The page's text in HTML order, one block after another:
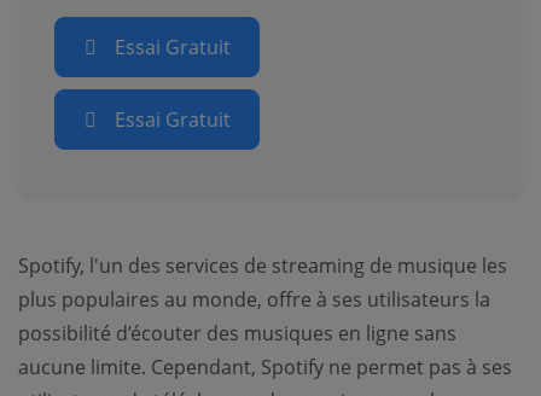
Essai Gratuit
Essai Gratuit
Spotify, l'un des services de streaming de musique les
plus populaires au monde, offre à ses utilisateurs la
possibilité d’écouter des musiques en ligne sans
aucune limite. Cependant, Spotify ne permet pas à ses